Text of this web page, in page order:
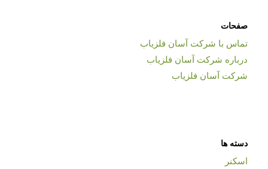
صفحات
تماس با شرکت آسان فلزیاب
درباره شرکت آسان فلزیاب
شرکت آسان فلزیاب
دسته ها
اسکنر